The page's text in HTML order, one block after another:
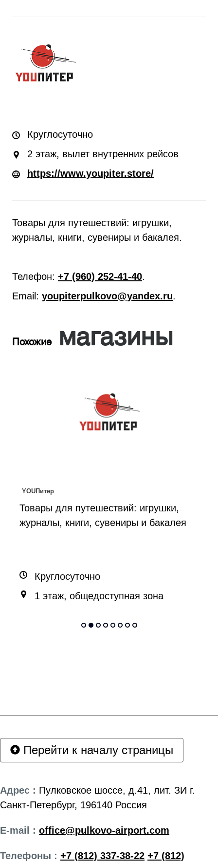
Круглосуточно
2 этаж, вылет внутренних рейсов
https://www.youpiter.store/
Товары для путешествий: игрушки,
журналы, книги, сувениры и бакалея.
Телефон: +7 (960) 252-41-40.
Email: youpiterpulkovo@yandex.ru.
Похожиемагазины
игрушки,
и бакалея
зона
Вендинговый аппарат:
продукция от социальной
3 этаж, вылет
Перейти к началу страницы
Адрес : Пулковское шоссе, д.41, лит. ЗИ г.
Санкт-Петербург, 196140 Россия
E-mail : office@pulkovo-airport.com
Телефоны : +7 (812) 337-38-22 +7 (812)